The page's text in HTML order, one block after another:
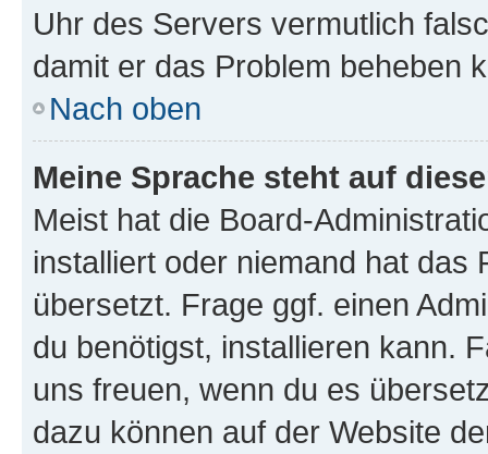
Uhr des Servers vermutlich
damit er das Problem beheben
Nach oben
Meine Sprache steht auf
Meist hat die Board-
installiert oder niemand hat das
übersetzt. Frage ggf. einen
du benötigst, installieren kann.
uns freuen, wenn du es
dazu können auf der Website